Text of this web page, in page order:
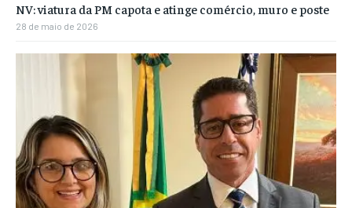
NV: viatura da PM capota e atinge comércio, muro e poste
28 de maio de 2026